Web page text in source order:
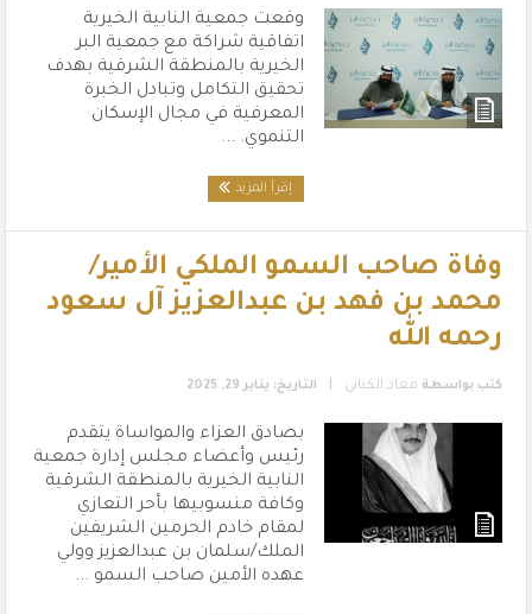
اتفاقية شراكة مع جمعية البر
الخيرية بالمنطقة الشرقية بهدف
تحقيق التكامل وتبادل الخبرة
المعرفية في مجال الإسكان
التنموي. ...
إقرأ المزيد
وفاة صاحب السمو الملكي الأمير/
محمد بن فهد بن عبدالعزيز آل سعود
رحمه الله
كتب بواسطة معاذ الكناني التاريخ: يناير 29, 2025
بصادق العزاء والمواساة يتقدم
رئيس وأعضاء مجلس إدارة جمعية
النابية الخيرية بالمنطقة الشرقية
وكافة منسوبيها بأحر التعازي
لمقام خادم الحرمين الشريفين
الملك/سلمان بن عبدالعزيز وولي
عهده الأمين صاحب السمو ...